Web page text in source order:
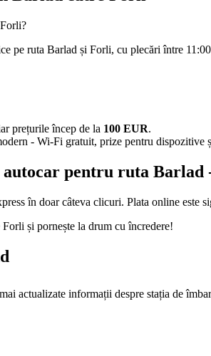
pe ruta Barlad și Forli, cu plecări între
prețurile încep de la 100 EUR.
- Wi-Fi gratuit, prize pentru dispozitive
autocar pentru ruta Barlad
în doar câteva clicuri. Plata online
și pornește la drum cu încredere!
actualizate informații despre stația de